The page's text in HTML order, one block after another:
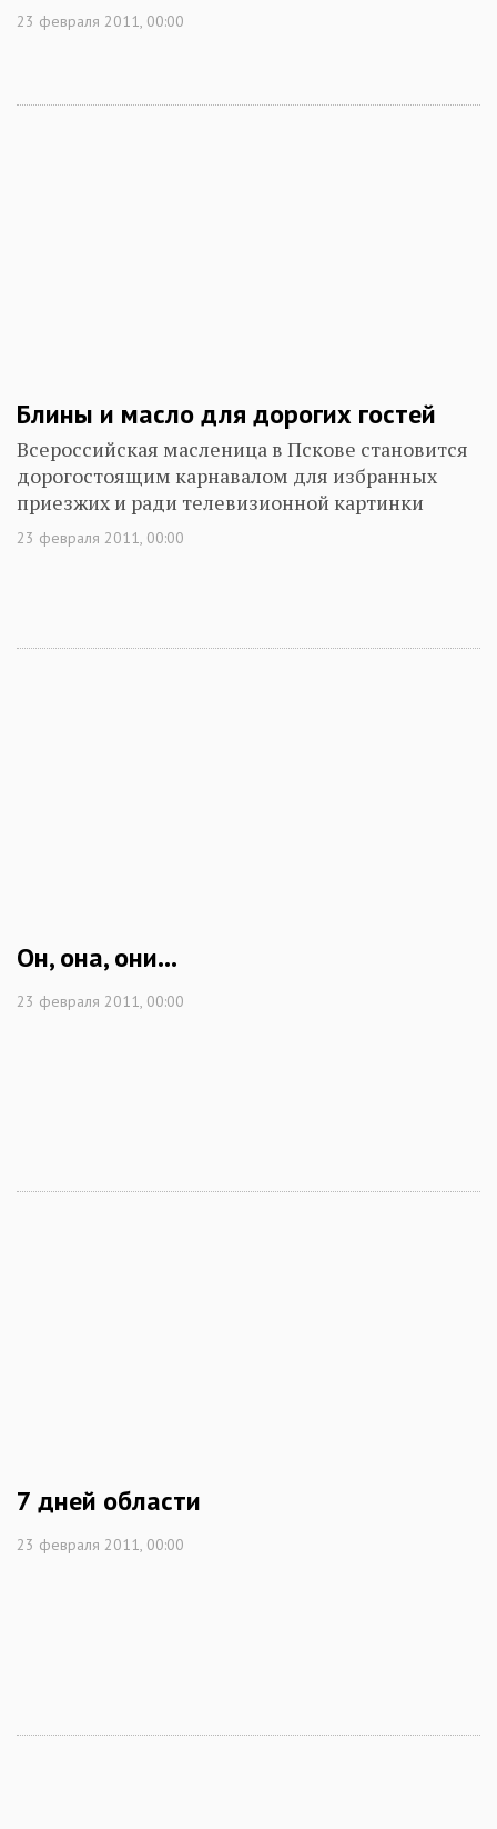
23 февраля 2011, 00:00
Блины и масло для дорогих гостей
Всероссийская масленица в Пскове становится
дорогостоящим карнавалом для избранных
приезжих и ради телевизионной картинки
23 февраля 2011, 00:00
Он, она, они...
23 февраля 2011, 00:00
7 дней области
23 февраля 2011, 00:00